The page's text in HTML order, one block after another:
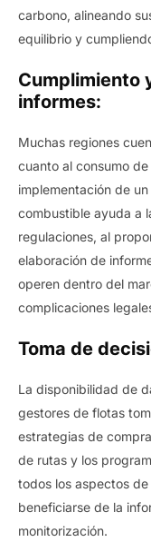
carbono, alineando
equilibrio y
Cumplimiento
informes:
Muchas regiones
cuanto al consumo
implementación de
combustible ayuda a
regulaciones, al
elaboración de
operen dentro del
complicaciones
Toma de
La disponibilidad de
gestores de flotas
estrategias de
de rutas y los
todos los aspectos
beneficiarse de la
monitorización.